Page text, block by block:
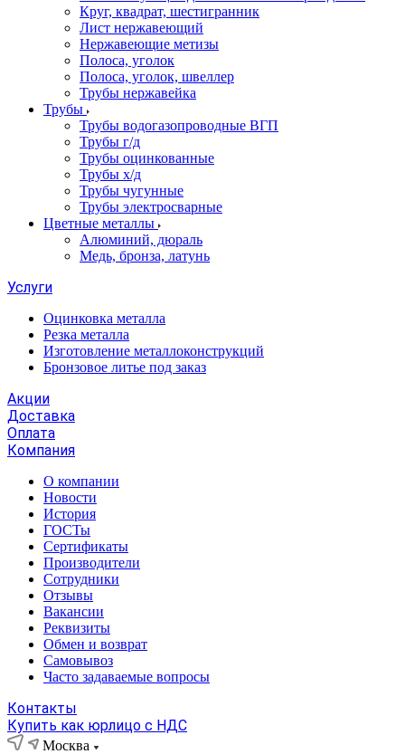
Круг, квадрат, шестигранник
Лист нержавеющий
Нержавеющие метизы
Полоса, уголок
Полоса, уголок, швеллер
Трубы нержавейка
Трубы
Трубы водогазопроводные ВГП
Трубы г/д
Трубы оцинкованные
Трубы х/д
Трубы чугунные
Трубы электросварные
Цветные металлы
Алюминий, дюраль
Медь, бронза, латунь
Услуги
Оцинковка металла
Резка металла
Изготовление металлоконструкций
Бронзовое литье под заказ
Акции
Доставка
Оплата
Компания
О компании
Новости
История
ГОСТы
Сертификаты
Производители
Сотрудники
Отзывы
Вакансии
Реквизиты
Обмен и возврат
Самовывоз
Часто задаваемые вопросы
Контакты
Купить как юрлицо с НДС
Москва